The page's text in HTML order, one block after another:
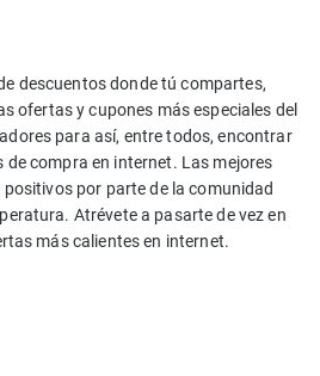
descuentos donde tú compartes,
ofertas y cupones más especiales del
para así, entre todos, encontrar
de compra en internet. Las mejores
por parte de la comunidad
Atrévete a pasarte de vez en
más calientes en internet.